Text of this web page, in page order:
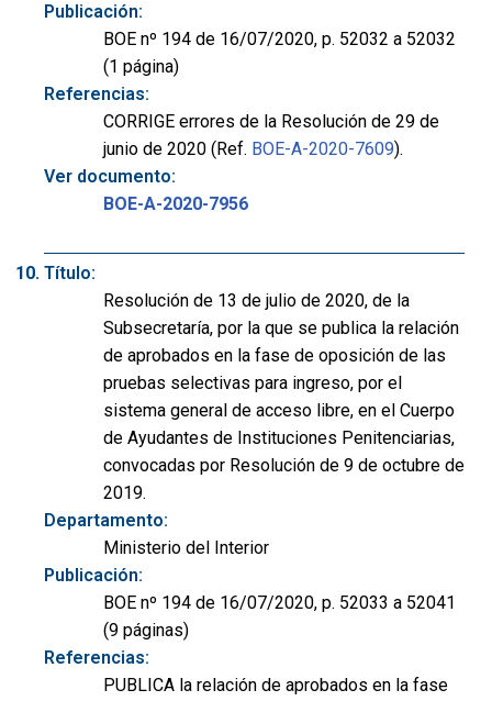
Publicación:
BOE nº 194 de 16/07/2020, p. 52032 a 52032
(1 página)
Referencias:
CORRIGE errores de la Resolución de 29 de
junio de 2020 (Ref. BOE-A-2020-7609).
Ver documento:
BOE-A-2020-7956
Título:
Resolución de 13 de julio de 2020, de la
Subsecretaría, por la que se publica la relación
de aprobados en la fase de oposición de las
pruebas selectivas para ingreso, por el
sistema general de acceso libre, en el Cuerpo
de Ayudantes de Instituciones Penitenciarias,
convocadas por Resolución de 9 de octubre de
2019.
Departamento:
Ministerio del Interior
Publicación:
BOE nº 194 de 16/07/2020, p. 52033 a 52041
(9 páginas)
Referencias:
PUBLICA la relación de aprobados en la fase